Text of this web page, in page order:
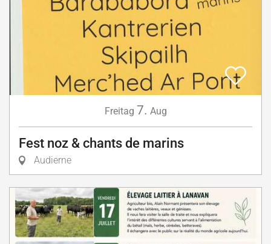
Freitag 7. Aug
Fest noz & chants de marins
Audierne